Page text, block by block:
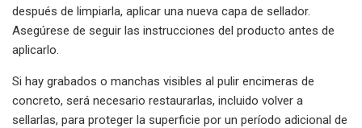
después de limpiarla, aplicar una nueva capa de sellador.
Asegúrese de seguir las instrucciones del producto antes de
aplicarlo.
Si hay grabados o manchas visibles al pulir encimeras de
concreto, será necesario restaurarlas, incluido volver a
sellarlas, para proteger la superficie por un período adicional de